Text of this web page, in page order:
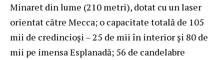
Minaret din lume (210 metri), dotat cu un laser
orientat către Mecca; o capacitate totală de 105
mii de credincioşi – 25 de mii în interior şi 80 de
mii pe imensa Esplanadă; 56 de candelabre